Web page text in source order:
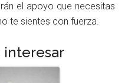
el apoyo que necesitas
te sientes con fuerza.
interesar